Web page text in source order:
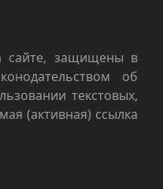
сайте, защищены в
об
текстовых,
(активная) ссылка